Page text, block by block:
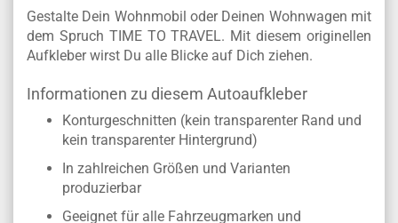
Gestalte Dein Wohnmobil oder Deinen Wohnwagen mit
dem Spruch TIME TO TRAVEL. Mit diesem originellen
Aufkleber wirst Du alle Blicke auf Dich ziehen.
Informationen zu diesem Autoaufkleber
Konturgeschnitten (kein transparenter Rand und
kein transparenter Hintergrund)
In zahlreichen Größen und Varianten
produzierbar
Geeignet für alle Fahrzeugmarken und